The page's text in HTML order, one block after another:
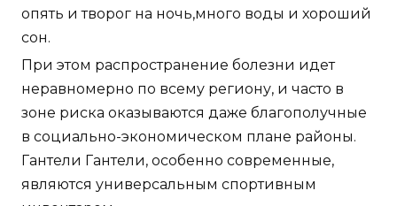
опять и творог на ночь,много воды и хороший
сон.
При этом распространение болезни идет
неравномерно по всему региону, и часто в
зоне риска оказываются даже благополучные
в социально-экономическом плане районы.
Гантели Гантели, особенно современные,
являются универсальным спортивным